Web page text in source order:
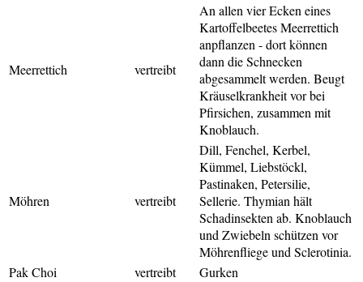
Meerrettich vertreibt
An allen vier Ecken eines
Kartoffelbeetes Meerrettich
anpflanzen - dort können
dann die Schnecken
abgesammelt werden. Beugt
Kräuselkrankheit vor bei
Pfirsichen, zusammen mit
Knoblauch.
Möhren vertreibt
Dill, Fenchel, Kerbel,
Kümmel, Liebstöckl,
Pastinaken, Petersilie,
Sellerie. Thymian hält
Schadinsekten ab. Knoblauch
und Zwiebeln schützen vor
Möhrenfliege und Sclerotinia.
Pak Choi
vertreibt
Gurken